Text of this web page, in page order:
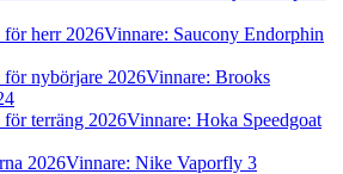
för herr 2026Vinnare: Saucony Endorphin
för nybörjare 2026Vinnare: Brooks
för terräng 2026Vinnare: Hoka Speedgoat
2026Vinnare: Nike Vaporfly 3